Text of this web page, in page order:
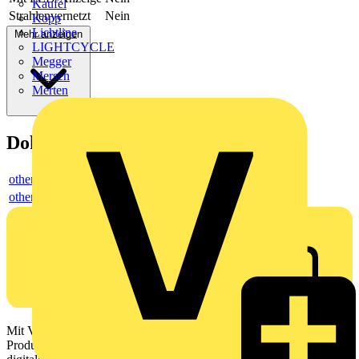
Kaufel
Kopp
Lichtline
LIGHTCYCLE
Megger
Mersen
Merten
Strahlenvernetzt
Nein
Mehr anzeigen
Dokumente
others
others
Mit Voltimum erhalten Elektrofachkräfte Zugang zu Branchennews,
Produktinformationen, Schulungen und Tools – alles auf einer